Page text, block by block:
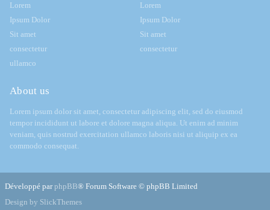
Lorem
Ipsum Dolor
Sit amet
consectetur
ullamco
Lorem
Ipsum Dolor
Sit amet
consectetur
About us
Lorem ipsum dolor sit amet, consectetur adipiscing elit, sed do eiusmod
tempor incididunt ut labore et dolore magna aliqua. Ut enim ad minim
veniam, quis nostrud exercitation ullamco laboris nisi ut aliquip ex ea
commodo consequat.
Développé parphpBB® Forum Software © phpBB Limited
Design by SlickThemes